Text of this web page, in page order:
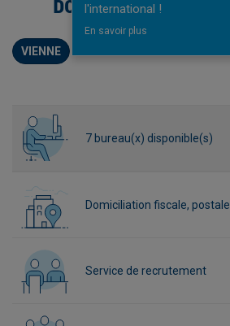
DOMICILIATION
VIENNE
7 bureau(x) disponible(s)
Domiciliation fiscale, postale
Service de recrutement
l'international !
En savoir plus